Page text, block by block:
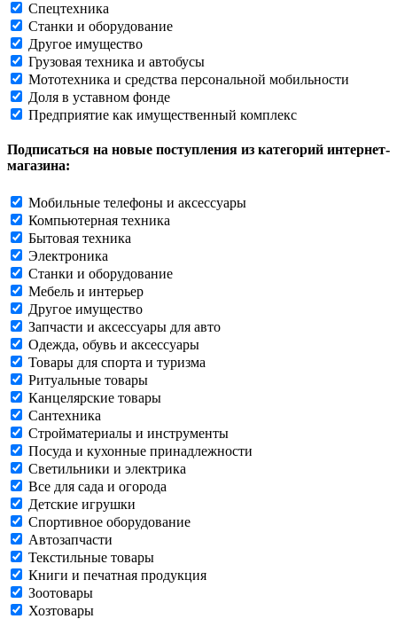
Спецтехника
Станки и оборудование
Другое имущество
Грузовая техника и автобусы
Мототехника и средства персональной мобильности
Доля в уставном фонде
Предприятие как имущественный комплекс
Подписаться на новые поступления из категорий интернет-
магазина:
Мобильные телефоны и аксессуары
Компьютерная техника
Бытовая техника
Электроника
Станки и оборудование
Мебель и интерьер
Другое имущество
Запчасти и аксессуары для авто
Одежда, обувь и аксессуары
Товары для спорта и туризма
Ритуальные товары
Канцелярские товары
Сантехника
Стройматериалы и инструменты
Посуда и кухонные принадлежности
Светильники и электрика
Все для сада и огорода
Детские игрушки
Спортивное оборудование
Автозапчасти
Текстильные товары
Книги и печатная продукция
Зоотовары
Хозтовары